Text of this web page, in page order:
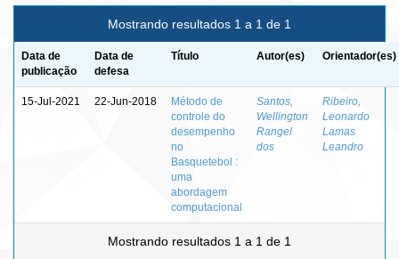
Mostrando resultados 1 a 1 de 1
Data de
publicação
Data de
defesa
Título Autor(es) Orientador(es)
15-Jul-2021 22-Jun-2018
Método de
controle do
desempenho
no
Basquetebol :
uma
abordagem
computacional
Santos,
Wellington
Rangel
dos
Ribeiro,
Leonardo
Lamas
Leandro
Mostrando resultados 1 a 1 de 1